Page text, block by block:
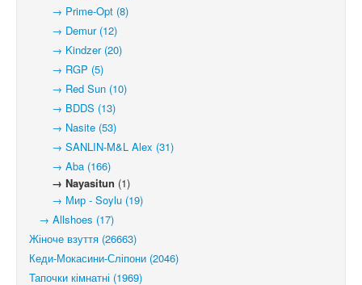
→ Prime-Opt (8)
→ Demur (12)
→ Kindzer (20)
→ RGP (5)
→ Red Sun (10)
→ BDDS (13)
→ Nasite (53)
→ SANLIN-M&L Alex (31)
→ Aba (166)
→ Nayasitun (1)
→ Мир - Soylu (19)
→ Allshoes (17)
Жіноче взуття (26663)
Кеди-Мокасини-Сліпони (2046)
Тапочки кімнатні (1969)